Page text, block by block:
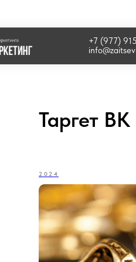
+7 (977)
Таргет
2024